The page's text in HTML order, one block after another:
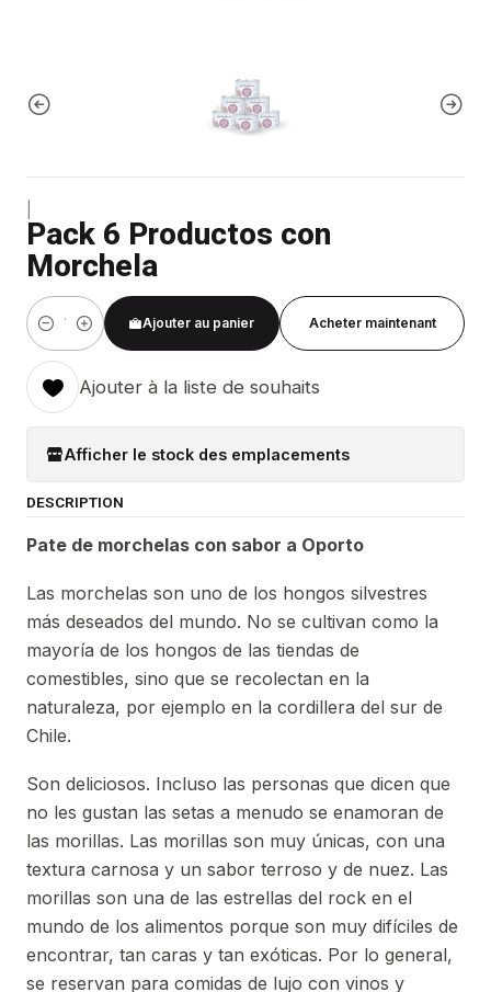
Pack 6 Productos con
Morchela
Quantité
Ajouter au panier Acheter maintenant
Ajouter à la liste de souhaits
Afficher le stock des emplacements
DESCRIPTION
Pate de morchelas con sabor a Oporto
Las morchelas son uno de los hongos silvestres
más deseados del mundo. No se cultivan como la
mayoría de los hongos de las tiendas de
comestibles, sino que se recolectan en la
naturaleza, por ejemplo en la cordillera del sur de
Chile.
Son deliciosos. Incluso las personas que dicen que
no les gustan las setas a menudo se enamoran de
las morillas. Las morillas son muy únicas, con una
textura carnosa y un sabor terroso y de nuez. Las
morillas son una de las estrellas del rock en el
mundo de los alimentos porque son muy difíciles de
encontrar, tan caras y tan exóticas. Por lo general,
se reservan para comidas de lujo con vinos y